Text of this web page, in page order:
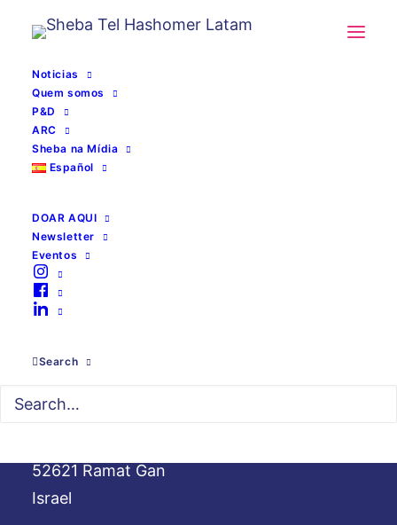
Noticias
Quem somos
P&D
ARC
Sheba na Mídia
Español
DOAR AQUI
Newsletter
Eventos
Search
Home
Dirección
Sheba Medical Center Hospital- Tel
52621 Ramat Gan
Israel